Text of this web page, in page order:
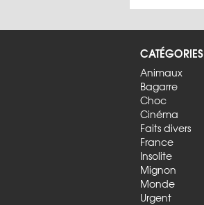
CATÉGORIES
Animaux
Bagarre
Choc
Cinéma
Faits divers
France
Insolite
Mignon
Monde
Urgent